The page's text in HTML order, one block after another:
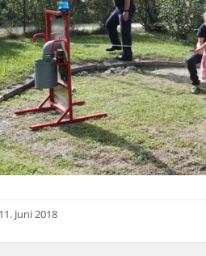
11. Juni 2018